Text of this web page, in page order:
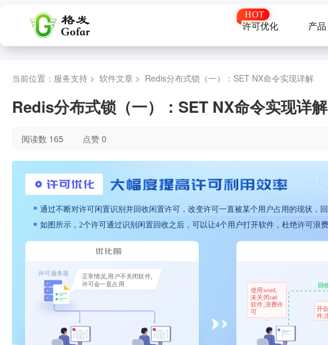
许可优化 产品
当前位置：服务支持 > 软件文章 > Redis分布式锁（一）：SET NX命令实现详解
Redis分布式锁（一）：SET NX命令实现详解
阅读数 165 点赞 0